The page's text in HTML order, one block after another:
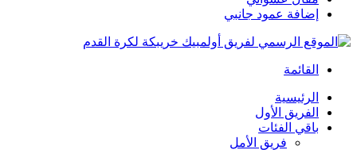
إضافة عمود جانبي
القائمة
الرئيسية
الفريق الأول
باقي الفئات
فريق الأمل